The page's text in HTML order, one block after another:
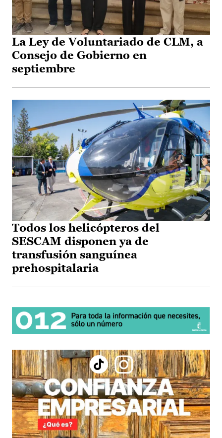
La Ley de Voluntariado de CLM, a
Consejo de Gobierno en
septiembre
Todos los helicópteros del
SESCAM disponen ya de
transfusión sanguínea
prehospitalaria